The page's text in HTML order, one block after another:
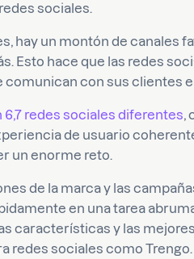
sociales.
hay un montón de canales
Esto hace que las redes
comunican con sus clientes
redes sociales diferentes,
de usuario
un enorme reto.
de la marca y las
en una tarea
características y las
redes sociales como Trengo.